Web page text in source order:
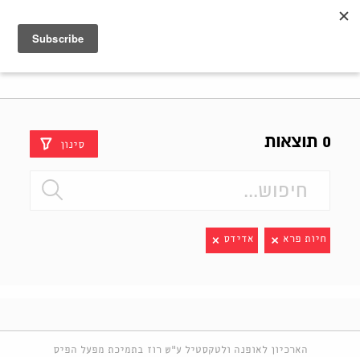
0 תוצאות סינון
חיות פרא אדידס
הארכיון לאופנה ולטקסטיל ע"ש רוז בתמיכת מפעל הפיס